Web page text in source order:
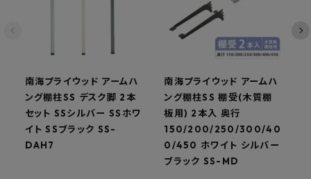
南海プライウッド アームハ
ング棚柱SS デスク脚 2本
セット SSシルバー SSホワ
イト SSブラック SS-
DAH7
南海プライウッド アームハ
ング棚柱SS 棚受(木質棚
板用) 2本入 奥行
150/200/250/300/40
0/450 ホワイト シルバー
ブラック SS-MD